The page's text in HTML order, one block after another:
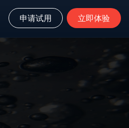
申请试用 立即体验